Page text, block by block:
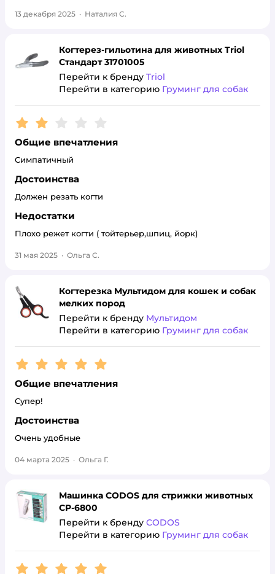
13 декабря 2025 · Наталия С.
Когтерез-гильотина для животных Triol
Стандарт 31701005
Перейти к бренду Triol
Перейти в категорию Груминг для собак
Рейтинг:2
Общие впечатления
Симпатичный
Достоинства
Должен резать когти
Недостатки
Плохо режет когти ( тойтерьер,шпиц, йорк)
31 мая 2025 · Ольга С.
Когтерезка Мультидом для кошек и собак
мелких пород
Перейти к бренду Мультидом
Перейти в категорию Груминг для собак
Рейтинг:5
Общие впечатления
Супер!
Достоинства
Очень удобные
04 марта 2025 · Ольга Г.
Машинка CODOS для стрижки животных
CP-6800
Перейти к бренду CODOS
Перейти в категорию Груминг для собак
Рейтинг:5